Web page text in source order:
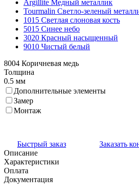
Argillite Медный металлик
Tourmalin Светло-зеленый
1015 Светлая слоновая кость
5015 Синее небо
3020 Красный насыщенный
9010 Чистый белый
8004 Коричневая медь
Толщина
0.5 мм
Дополнительные элементы
Замер
Монтаж
Быстрый заказ
Заказать
Описание
Характеристики
Оплата
Документация